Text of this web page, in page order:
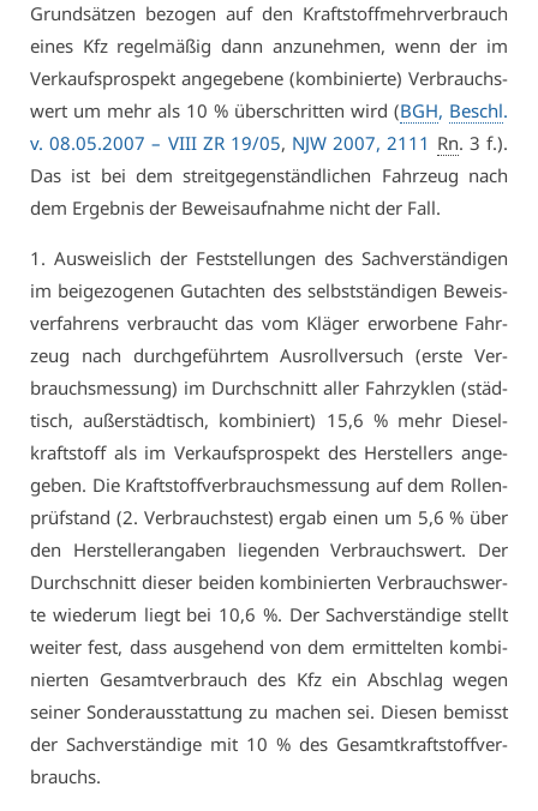
Grund­sät­zen be­zo­gen auf den Kraft­stoff­mehr­ver­brauch
ei­nes Kfz re­gel­mä­ßig dann an­zu­neh­men, wenn der im
Ver­kaufs­pro­spekt an­ge­ge­be­ne (kom­bi­nier­te) Ver­brauchs­
wert um mehr als 10 % über­schrit­ten wird (BGH, Beschl.
v. 08.05.2007 – VI­II ZR 19/05, NJW 2007, 2111 Rn. 3 f.).
Das ist bei dem streit­ge­gen­ständ­li­chen Fahr­zeug nach
dem Er­geb­nis der Be­weis­auf­nah­me nicht der Fall.
1. Aus­weis­lich der Fest­stel­lun­gen des Sach­ver­stän­di­gen
im bei­ge­zo­ge­nen Gut­ach­ten des selbst­stän­di­gen Be­weis­
ver­fah­rens ver­braucht das vom Klä­ger er­wor­be­ne Fahr­
zeug nach durch­ge­führ­tem Aus­roll­ver­such (ers­te Ver­
brauchs­mes­sung) im Durch­schnitt al­ler Fahr­zy­klen (städ­
tisch, au­ßer­städ­tisch, kom­bi­niert) 15,6 % mehr Die­sel­
kraft­stoff als im Ver­kaufs­pro­spekt des Her­stel­lers an­ge­
ge­ben. Die Kraft­stoff­ver­brauchs­mes­sung auf dem Rol­len­
prüf­stand (2. Ver­brauchs­test) er­gab ei­nen um 5,6 % über
den Her­stel­ler­an­ga­ben lie­gen­den Ver­brauchs­wert. Der
Durch­schnitt die­ser bei­den kom­bi­nier­ten Ver­brauchs­wer­
te wie­der­um liegt bei 10,6 %. Der Sach­ver­stän­di­ge stellt
wei­ter fest, dass aus­ge­hend von dem er­mit­tel­ten kom­bi­
nier­ten Ge­samt­ver­brauch des Kfz ein Ab­schlag we­gen
sei­ner Son­der­aus­stat­tung zu ma­chen sei. Die­sen be­misst
der Sach­ver­stän­di­ge mit 10 % des Ge­samt­kraft­stoff­ver­
brauchs.